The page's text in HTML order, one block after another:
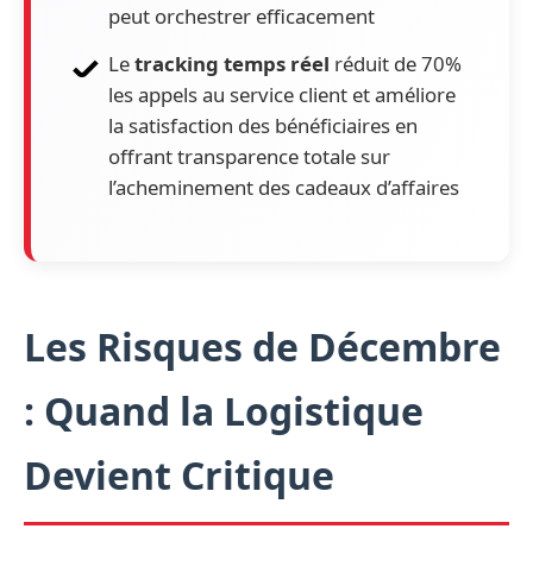
peut orchestrer efficacement
Letracking temps réel réduit de 70%
les appels au service client et améliore
la satisfaction des bénéficiaires en
offrant transparence totale sur
l’acheminement des cadeaux d’affaires
Les Risques de Décembre
: Quand la Logistique
Devient Critique